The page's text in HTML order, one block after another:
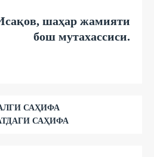
шаҳар жамияти
бош мутахассиси.
САҲИФА
САҲИФА